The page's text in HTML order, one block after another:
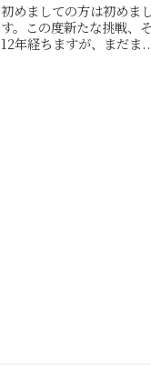
初めましての方は初めま
す。この度新たな挑戦、
12年経ちますが、まだま